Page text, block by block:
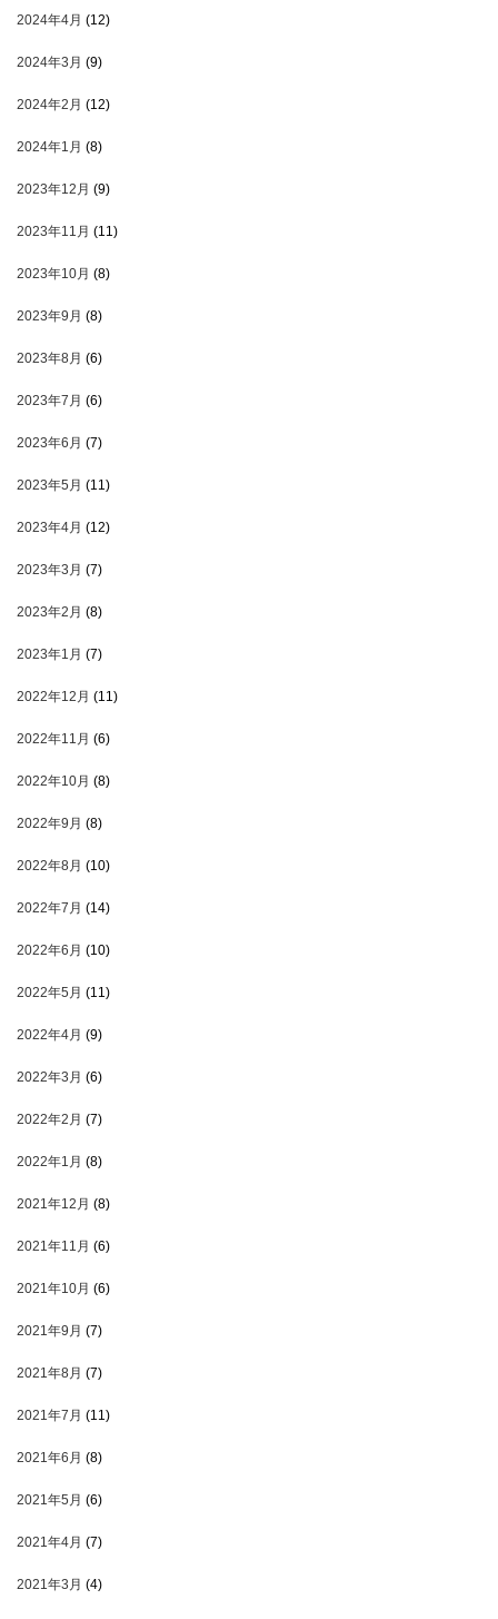
2024年4月 (12)
2024年3月 (9)
2024年2月 (12)
2024年1月 (8)
2023年12月 (9)
2023年11月 (11)
2023年10月 (8)
2023年9月 (8)
2023年8月 (6)
2023年7月 (6)
2023年6月 (7)
2023年5月 (11)
2023年4月 (12)
2023年3月 (7)
2023年2月 (8)
2023年1月 (7)
2022年12月 (11)
2022年11月 (6)
2022年10月 (8)
2022年9月 (8)
2022年8月 (10)
2022年7月 (14)
2022年6月 (10)
2022年5月 (11)
2022年4月 (9)
2022年3月 (6)
2022年2月 (7)
2022年1月 (8)
2021年12月 (8)
2021年11月 (6)
2021年10月 (6)
2021年9月 (7)
2021年8月 (7)
2021年7月 (11)
2021年6月 (8)
2021年5月 (6)
2021年4月 (7)
2021年3月 (4)